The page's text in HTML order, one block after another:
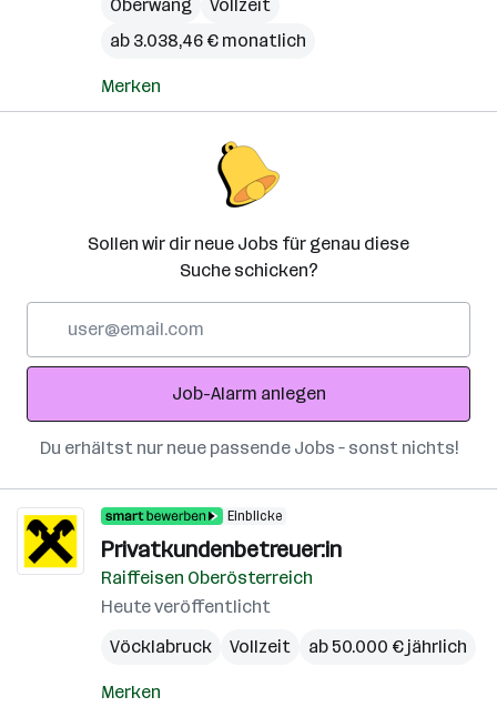
Oberwang
Vollzeit
ab 3.038,46 € monatlich
Merken
Sollen wir dir neue Jobs für genau diese
Suche schicken?
Adresse
Job-Alarm anlegen
Du erhältst nur neue passende Jobs – sonst nichts!
Einblicke
Privatkundenbetreuer:in
Raiffeisen Oberösterreich
Heute veröffentlicht
Vöcklabruck
Vollzeit ab 50.000 € jährlich
Merken